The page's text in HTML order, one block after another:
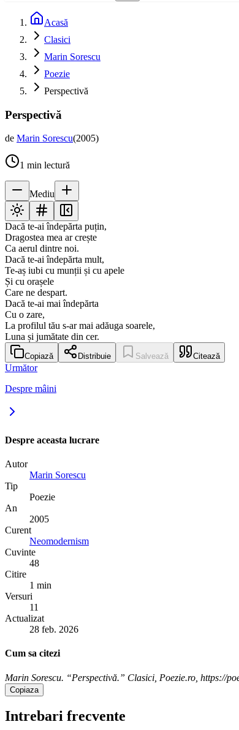
Acasă
Clasici
Marin Sorescu
Poezie
Perspectivă
Perspectivă
de Marin Sorescu(2005)
1 min lectură
Mediu
Dacă te-ai îndepărta puțin,
Dragostea mea ar crește
Ca aerul dintre noi.
Dacă te-ai îndepărta mult,
Te-aș iubi cu munții și cu apele
Și cu orașele
Care ne despart.
Dacă te-ai mai îndepărta
Cu o zare,
La profilul tău s-ar mai adăuga soarele,
Luna și jumătate din cer.
Copiază Distribuie Salvează Citează
Următor
Despre mâini
Despre aceasta lucrare
Autor
Marin Sorescu
Tip
Poezie
An
2005
Curent
Neomodernism
Cuvinte
48
Citire
1 min
Versuri
11
Actualizat
28 feb. 2026
Cum sa citezi
Marin Sorescu. “Perspectivă.” Clasici, Poezie.ro, https://
Copiaza
Intrebari frecvente